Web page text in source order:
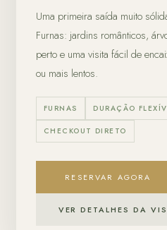
Uma primeira saída muito
Furnas: jardins românticos,
perto e uma visita fácil de
ou mais lentos.
FURNAS DURAÇÃO
CHECKOUT DIRETO
RESERVAR AGORA
VER DETALHES DA